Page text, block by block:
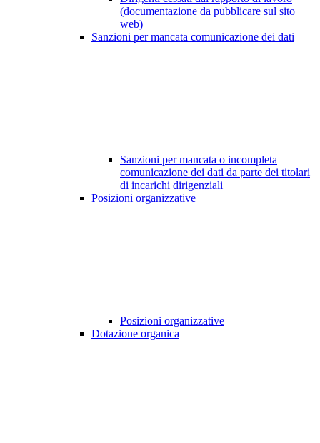
(documentazione da pubblicare sul sito
web)
Sanzioni per mancata comunicazione dei dati
Sanzioni per mancata o incompleta
comunicazione dei dati da parte dei titolari
di incarichi dirigenziali
Posizioni organizzative
Posizioni organizzative
Dotazione organica